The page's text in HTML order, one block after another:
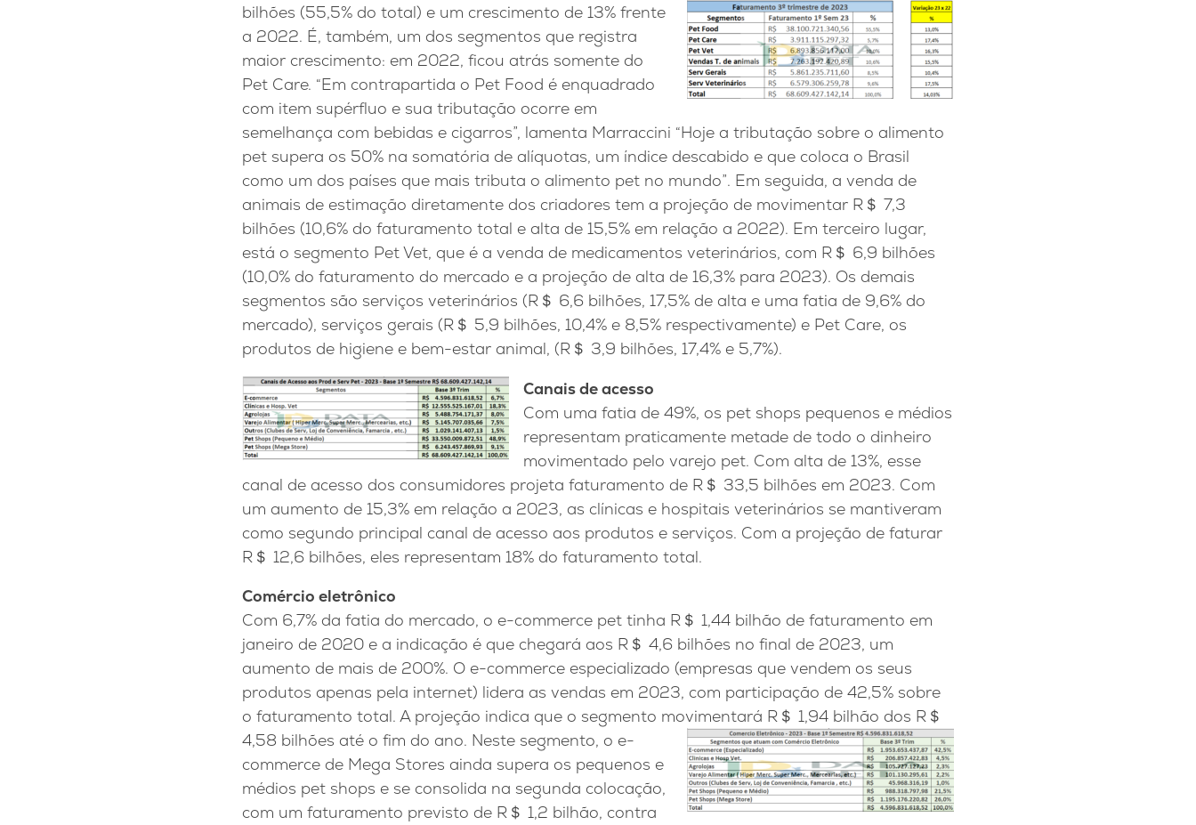
bilhões (55,5% do total) e um crescimento de 13% frente
a 2022. É, também, um dos segmentos que registra
maior crescimento: em 2022, ficou atrás somente do
Pet Care. “Em contrapartida o Pet Food é enquadrado
com item supérfluo e sua tributação ocorre em
semelhança com bebidas e cigarros”, lamenta Marraccini “Hoje a tributação sobre o alimento
pet supera os 50% na somatória de alíquotas, um índice descabido e que coloca o Brasil
como um dos países que mais tributa o alimento pet no mundo”. Em seguida, a venda de
animais de estimação diretamente dos criadores tem a projeção de movimentar R＄ 7,3
bilhões (10,6% do faturamento total e alta de 15,5% em relação a 2022). Em terceiro lugar,
está o segmento Pet Vet, que é a venda de medicamentos veterinários, com R＄ 6,9 bilhões
(10,0% do faturamento do mercado e a projeção de alta de 16,3% para 2023). Os demais
segmentos são serviços veterinários (R＄ 6,6 bilhões, 17,5% de alta e uma fatia de 9,6% do
mercado), serviços gerais (R＄ 5,9 bilhões, 10,4% e 8,5% respectivamente) e Pet Care, os
produtos de higiene e bem-estar animal, (R＄ 3,9 bilhões, 17,4% e 5,7%).
Canais de acesso
Com uma fatia de 49%, os pet shops pequenos e médios
representam praticamente metade de todo o dinheiro
movimentado pelo varejo pet. Com alta de 13%, esse
canal de acesso dos consumidores projeta faturamento de R＄ 33,5 bilhões em 2023. Com
um aumento de 15,3% em relação a 2023, as clínicas e hospitais veterinários se mantiveram
como segundo principal canal de acesso aos produtos e serviços. Com a projeção de faturar
R＄ 12,6 bilhões, eles representam 18% do faturamento total.
Comércio eletrônico
Com 6,7% da fatia do mercado, o e-commerce pet tinha R＄ 1,44 bilhão de faturamento em
janeiro de 2020 e a indicação é que chegará aos R＄ 4,6 bilhões no final de 2023, um
aumento de mais de 200%. O e-commerce especializado (empresas que vendem os seus
produtos apenas pela internet) lidera as vendas em 2023, com participação de 42,5% sobre
o faturamento total. A projeção indica que o segmento movimentará R＄ 1,94 bilhão dos R＄
4,58 bilhões até o fim do ano. Neste segmento, o e-
commerce de Mega Stores ainda supera os pequenos e
médios pet shops e se consolida na segunda colocação,
com um faturamento previsto de R＄ 1,2 bilhão, contra